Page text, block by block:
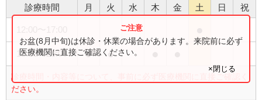
診療時間 月 火 水 木 金 土 日 祝
12:00〜20:00 ● ●
診療時間・内容等について、事前に必ず医療機関に直接ご確認く
ださい。
お盆(8月中旬)は休診・休業の場合があります。来院前に必ず
医療機関に直接ご確認ください。
×閉じる